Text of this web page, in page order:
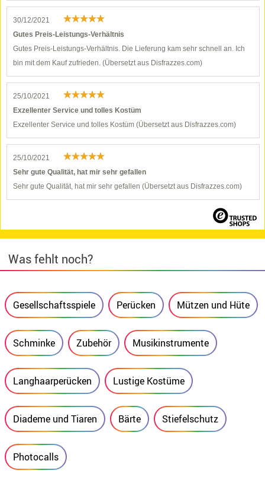
30/12/2021
Gutes Preis-Leistungs-Verhältnis
Gutes Preis-Leistungs-Verhältnis. Die Lieferung kam sehr schnell an. Ich
bin mit dem Kauf zufrieden. (Übersetzt aus Disfrazzes.com)
25/10/2021
Exzellenter Service und tolles Kostüm
Exzellenter Service und tolles Kostüm (Übersetzt aus Disfrazzes.com)
25/10/2021
Sehr gute Qualität, hat mir sehr gefallen
Sehr gute Qualität, hat mir sehr gefallen (Übersetzt aus Disfrazzes.com)
Was fehlt noch?
Gesellschaftsspiele Perücken Mützen und Hüte
Schminke Zubehör Musikinstrumente
Langhaarperücken Lustige Kostüme
Diademe und Tiaren Bärte Stiefelschutz
Photocalls